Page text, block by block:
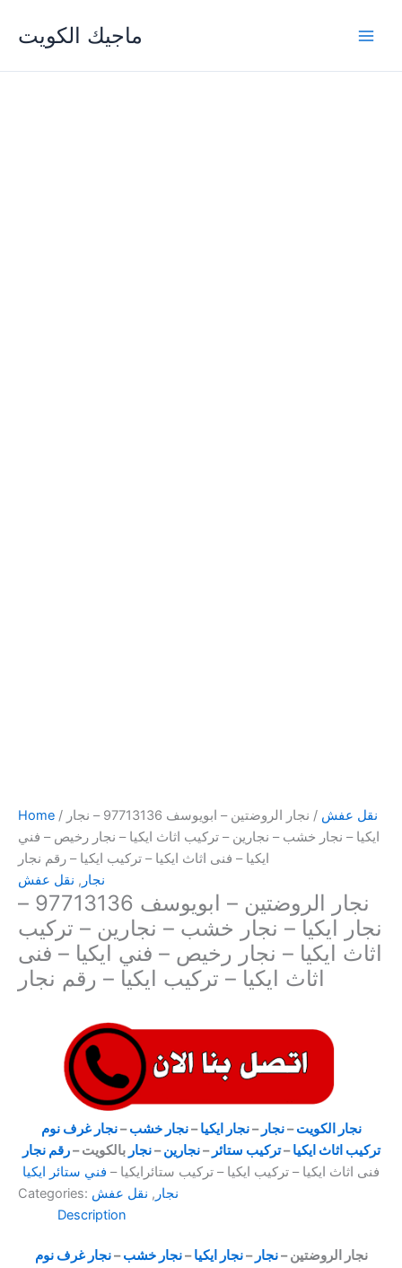
content
ماجيك الكويت
Home / نقل عفش
/ نجار الروضتين – ابويوسف 97713136 – نجار
ايكيا – نجار خشب – نجارين – تركيب اثاث ايكيا – نجار رخيص – فني
ايكيا – فنى اثاث ايكيا – تركيب ايكيا – رقم نجار
نجار , نقل عفش
نجار الروضتين – ابويوسف 97713136 –
نجار ايكيا – نجار خشب – نجارين – تركيب
اثاث ايكيا – نجار رخيص – فني ايكيا – فنى
اثاث ايكيا – تركيب ايكيا – رقم نجار
نجار الكويت–نجار –نجار ايكيا–نجار خشب–نجار غرف نوم
تركيب اثاث ايكيا–تركيب ستائر –نجارين–نجار بالكويت –رقم نجار
فنى اثاث ايكيا – تركيب ايكيا – تركيب ستائرايكيا – فني ستائر ايكيا
Categories:
نجار , نقل عفش
Description
نجار الروضتين –نجار –نجار ايكيا–نجار خشب–نجار غرف نوم